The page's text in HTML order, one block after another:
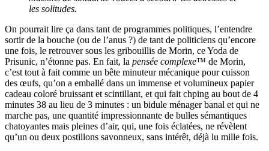
les solitudes.
On pourrait lire ça dans tant de programmes politiques, l’entendre
sortir de la bouche (ou de l’anus ?) de tant de politiciens qu’encore
une fois, le retrouver sous les gribouillis de Morin, ce Yoda de
Prisunic, n’étonne pas. En fait, la pensée complexe™ de Morin,
c’est tout à fait comme un bête minuteur mécanique pour cuisson
des œufs, qu’on a emballé dans un immense et volumineux papier
cadeau coloré bruissant et scintillant, et qui fait chping au bout de 4
minutes 38 au lieu de 3 minutes : un bidule ménager banal et qui ne
marche pas, une quantité impressionnante de bulles sémantiques
chatoyantes mais pleines d’air, qui, une fois éclatées, ne révèlent
qu’un ou deux postillons savonneux, sans intérêt, déjà lu mille fois.